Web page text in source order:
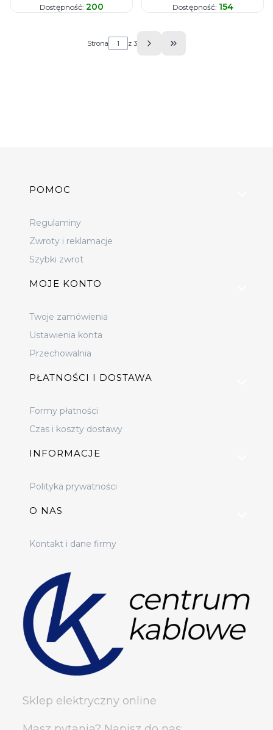
Dostępność: 200 Dostępność: 154
Strona z 3
Przejdź do ostatniej
Linki w stopce
POMOC
Regulaminy
Zwroty i reklamacje
Szybki zwrot
MOJE KONTO
Twoje zamówienia
Ustawienia konta
Przechowalnia
PŁATNOŚCI I DOSTAWA
Formy płatności
Czas i koszty dostawy
INFORMACJE
Polityka prywatności
O NAS
Kontakt i dane firmy
Sklep elektryczny online